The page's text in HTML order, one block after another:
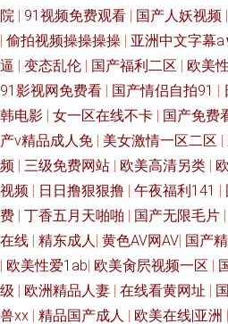
人妻久久精 午夜成人手机视频 97成人资源
深爱 91精品国产白浆 欧美性爱A区 91大神
视频首页 无码中文字幕日韩专区 91欧美色
91色色网站 国产精品欧美亚洲国产 欧美专
美性爱成人区第一页 在线视频1024手机
99国产福利导航 九色吃瓜八卦91在线 五月
上床视频 亚洲国产日韩在线成人 91网站秘
超级视频 九二午夜视频 熟女AV人人操人
院 | 91视频免费观看 | 国产人妖视频 |
| 偷拍视频操操操操 | 亚洲中文字幕
逼 | 变态乱伦 | 国产福利二区 | 欧美
91影视网免费看 | 国产情侣自拍91 |
韩电影 | 女一区在线不卡 | 国产免费
产v精品成人免 | 美女激情一区二区 |
频 | 三级免费网站 | 欧美高清另类 |
视频 | 日日撸狠狠撸 | 午夜福利141 |
费 | 丁香五月天啪啪 | 国产无限毛片 |
在线 | 精东成人| 黄色AV网AV| 国产
| 欧美性爱1ab| 欧美肏屄视频一区 |
级 | 欧洲精品人妻 | 在线看黄网址 |
兽xx | 精品国产成人 | 欧美在线|亚洲 |